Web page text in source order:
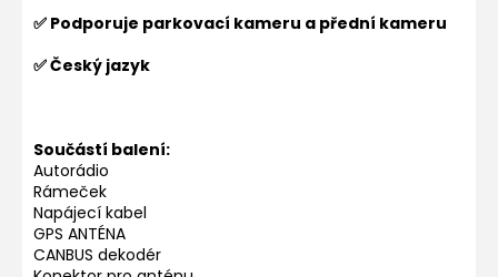
✅ Podporuje parkovací kameru a přední kameru
✅ Český jazyk
Součástí balení:
Autorádio
Rámeček
Napájecí kabel
GPS ANTÉNA
CANBUS dekodér